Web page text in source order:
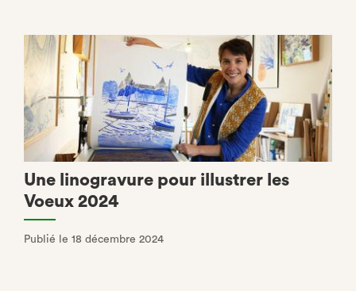
Une linogravure pour illustrer les
Voeux 2024
Publié le 18 décembre 2024